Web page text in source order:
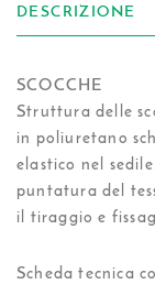
DESCRIZIONE
SCOCCHE
Struttura delle
in poliuretano
elastico nel
puntatura del
il tiraggio e
Scheda tecnica